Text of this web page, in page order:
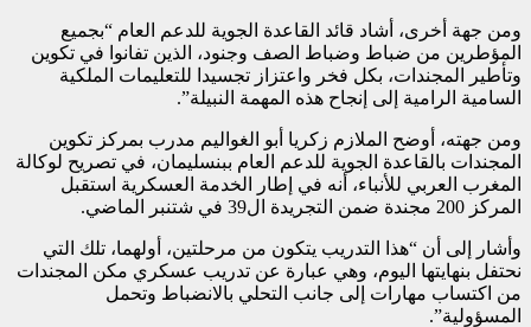
ومن جهة أخرى، أشاد قائد القاعدة الجوية للدعم العام “بجميع
المؤطرين من ضباط وضباط الصف وجنود، الذين تفانوا في تكوين
وتأطير المجندات، بكل فخر واعتزاز تجسيدا للتعليمات الملكية
السامية الرامية إلى إنجاح هذه المهمة النبيلة”.
ومن جهته، أوضح الملازم زكريا أبو الغواليم مدرب بمركز تكوين
المجندات بالقاعدة الجوية للدعم العام ببنسليمان، في تصريح لوكالة
المغرب العربي للأنباء، أنه في إطار الخدمة العسكرية استقبل
المركز 200 مجندة ضمن التجريدة ال39 في شتنبر الماضي.
وأشار إلى أن “هذا التدريب يتكون من مرحلتين، أولهما، تلك التي
نحتفل بنهايتها اليوم، وهي عبارة عن تدريب عسكري مكن المجندات
من اكتساب مهارات إلى جانب التحلي بالانضباط وتحمل
المسؤولية”.